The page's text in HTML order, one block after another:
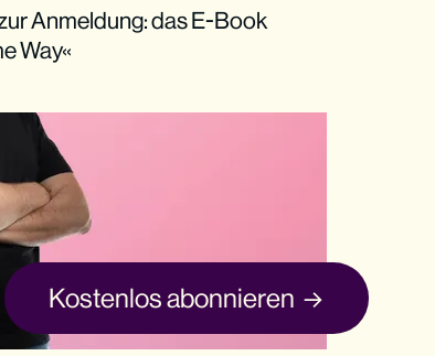
Anmeldung: das E-Book
Way«
Kostenlos abonnieren